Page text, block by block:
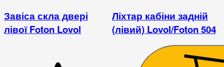
Завіса скла двері
лівої Foton Lovol
Ліхтар кабіни задній
(лівий) Lovol/Foton 504